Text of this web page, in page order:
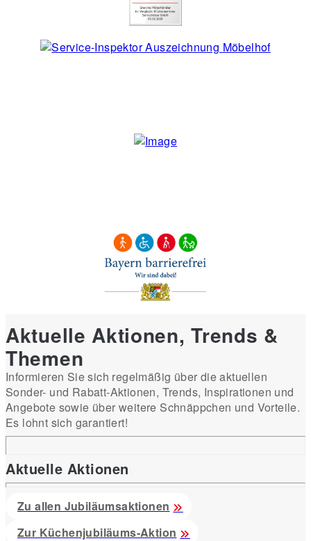
Aktuelle Aktionen, Trends &
Themen
Informieren Sie sich regelmäßig über die aktuellen
Sonder- und Rabatt-Aktionen, Trends, Inspirationen und
Angebote sowie über weitere Schnäppchen und Vorteile.
Es lohnt sich garantiert!
Aktuelle Aktionen
Zu allen Jubiläumsaktionen
Zur Küchenjubiläums-Aktion